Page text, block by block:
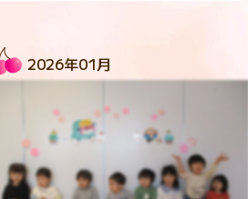
2026年01月